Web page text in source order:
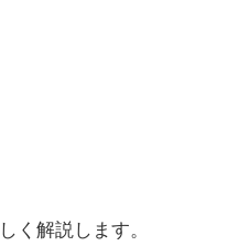
く解説します。